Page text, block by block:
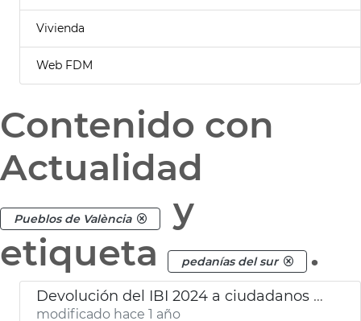
Vivienda
Web FDM
Contenido con
Actualidad
Pueblos de València
y
etiqueta
pedanías del sur .
Devolución del IBI 2024 a ciudadanos pedanías del Sur
modificado hace 1 año